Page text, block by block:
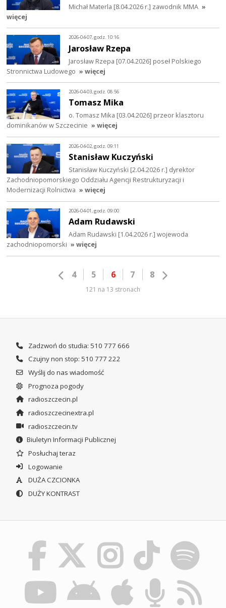
Michał Materla [8.04.2026 r.] zawodnik MMA »
więcej
2026-04-07, godz. 10:16
Jarosław Rzepa
Jarosław Rzepa [07.04.2026] poseł Polskiego
Stronnictwa Ludowego » więcej
2026-04-03, godz. 08:56
Tomasz Mika
o. Tomasz Mika [03.04.2026] przeor klasztoru
dominikanów w Szczecinie » więcej
2026-04-02, godz. 09:11
Stanisław Kuczyński
Stanisław Kuczyński [2.04.2026 r.] dyrektor
Zachodniopomorskiego Oddziału Agencji Restrukturyzacji i
Modernizacji Rolnictwa » więcej
2026-04-01, godz. 09:00
Adam Rudawski
Adam Rudawski [1.04.2026 r.] wojewoda
zachodniopomorski » więcej
4 5 6 7 8
121 na 13 stronach
Zadzwoń do studia: 510 777 666
Czujny non stop: 510 777 222
Wyślij do nas wiadomość
Prognoza pogody
radioszczecin.pl
radioszczecinextra.pl
radioszczecin.tv
Biuletyn Informacji Publicznej
Posłuchaj teraz
Logowanie
DUŻA CZCIONKA
DUŻY KONTRAST